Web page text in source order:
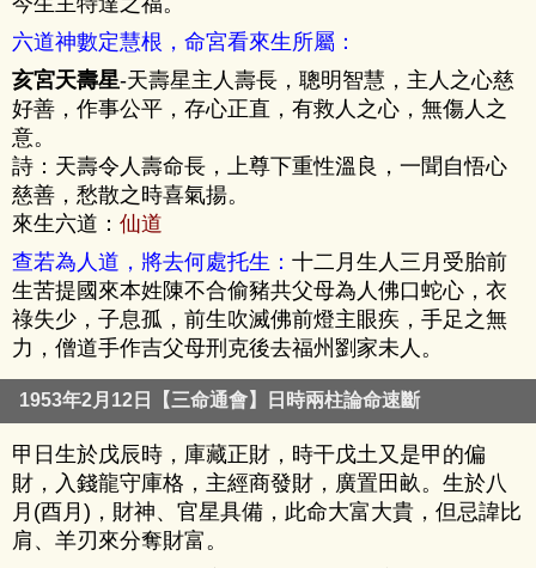
六道神數定慧根，命宮看來生所屬：
亥宮天壽星-天壽星主人壽長，聰明智慧，主人之心慈
好善，作事公平，存心正直，有救人之心，無傷人之
意。
詩：天壽令人壽命長，上尊下重性溫良，一聞自悟心
慈善，愁散之時喜氣揚。
來生六道： 仙道
查若為人道，將去何處托生： 十二月生人三月受胎前
生苦提國來本姓陳不合偷豬共父母為人佛口蛇心，衣
祿失少，子息孤，前生吹滅佛前燈主眼疾，手足之無
力，僧道手作吉父母刑克後去福州劉家未人。
1953年2月12日【三命通會】日時兩柱論命速斷
甲日生於戊辰時，庫藏正財，時干戊土又是甲的偏
財，入錢龍守庫格，主經商發財，廣置田畝。生於八
月(酉月)，財神、官星具備，此命大富大貴，但忌諱比
肩、羊刃來分奪財富。